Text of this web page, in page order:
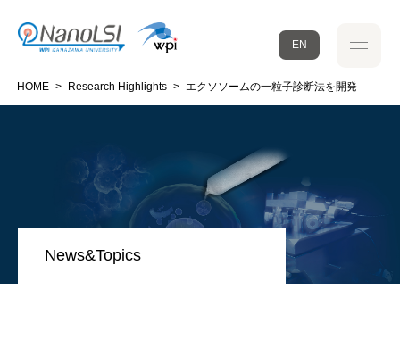
EN
HOME > Research Highlights > エクソソームの一粒子診断法を開発
News&Topics